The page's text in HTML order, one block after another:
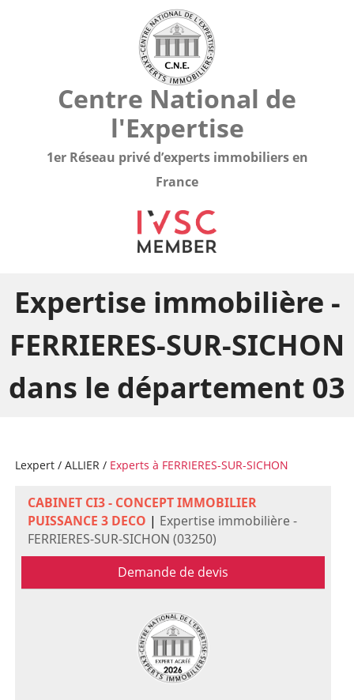
Centre National de
l'Expertise
1er Réseau privé d’experts immobiliers en
France
Expertise immobilière -
FERRIERES-SUR-SICHON
dans le département 03
Lexpert/ ALLIER/ Experts à FERRIERES-SUR-SICHON
CABINET CI3 - CONCEPT IMMOBILIER
PUISSANCE 3 DECO | Expertise immobilière -
FERRIERES-SUR-SICHON (03250)
Demande de devis